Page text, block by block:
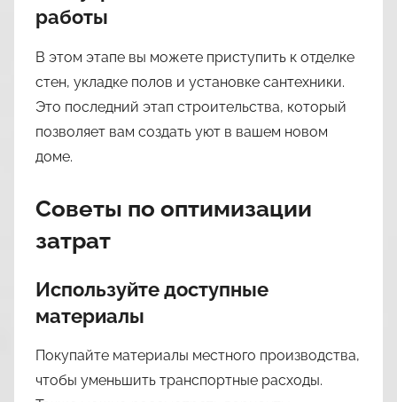
работы
В этом этапе вы можете приступить к отделке
стен, укладке полов и установке сантехники.
Это последний этап строительства, который
позволяет вам создать уют в вашем новом
доме.
Советы по оптимизации
затрат
Используйте доступные
материалы
Покупайте материалы местного производства,
чтобы уменьшить транспортные расходы.